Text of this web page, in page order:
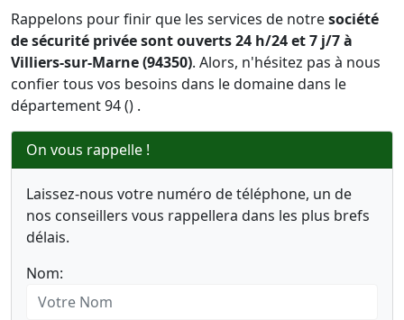
Rappelons pour finir que les services de notresociété
de sécurité privée sont ouverts 24 h/24 et 7 j/7 à
Villiers-sur-Marne (94350). Alors, n'hésitez pas à nous
confier tous vos besoins dans le domaine dans le
département 94 () .
On vous rappelle !
Laissez-nous votre numéro de téléphone, un de
nos conseillers vous rappellera dans les plus brefs
délais.
Nom: